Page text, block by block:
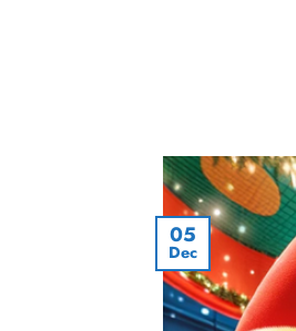
05
Dec